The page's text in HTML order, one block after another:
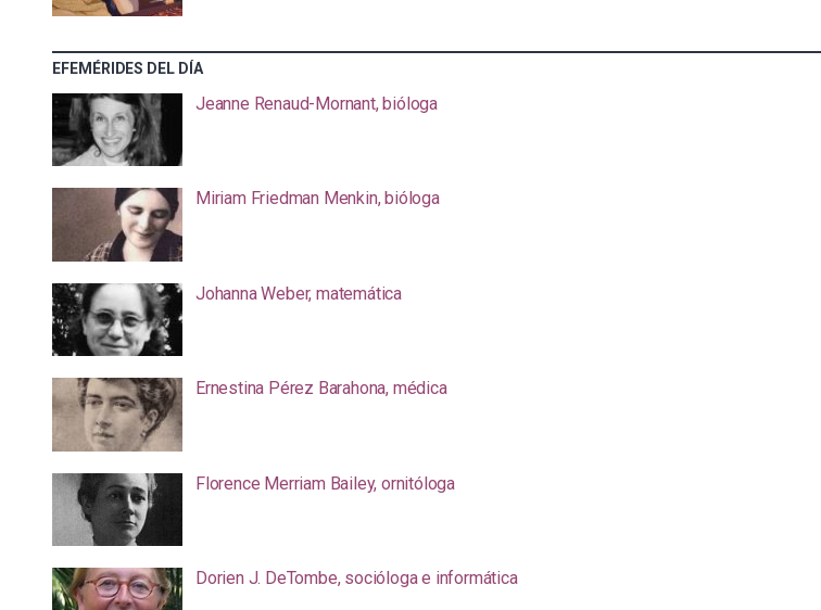
EFEMÉRIDES DEL DÍA
Jeanne Renaud-Mornant, bióloga
Miriam Friedman Menkin, bióloga
Johanna Weber, matemática
Ernestina Pérez Barahona, médica
Florence Merriam Bailey, ornitóloga
Dorien J. DeTombe, socióloga e informática